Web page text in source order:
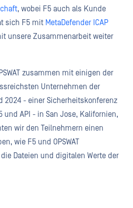
, wobei F5 auch als Kunde
sich F5 mit MetaDefender ICAP
unsere Zusammenarbeit weiter
zusammen mit einigen der
Unternehmen der
2024 - einer Sicherheitskonferenz
und API - in San Jose, Kalifornien,
wir den Teilnehmern einen
wie F5 und OPSWAT
Dateien und digitalen Werte der